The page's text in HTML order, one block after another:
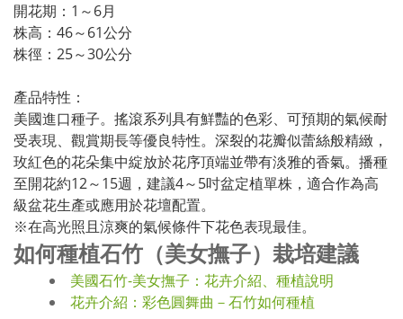
開花期：1～6月
株高：46～61公分
株徑：25～30公分
產品特性：
美國進口種子。搖滾系列具有鮮豔的色彩、可預期的氣候耐
受表現、觀賞期長等優良特性。深裂的花瓣似蕾絲般精緻，
玫紅色的花朵集中綻放於花序頂端並帶有淡雅的香氣。播種
至開花約12～15週，建議4～5吋盆定植單株，適合作為高
級盆花生產或應用於花壇配置。
※在高光照且涼爽的氣候條件下花色表現最佳。
如何種植石竹（美女撫子）栽培建議
美國石竹-美女撫子：花卉介紹、種植說明
花卉介紹：彩色圓舞曲－石竹如何種植